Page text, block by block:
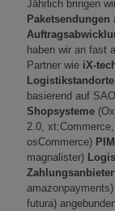
Jährlich bringen
Paketsendungen
haben wir an fast
Partner wie iX-
Logistikstandorte
basierend auf
Shopsysteme
2.0,
osCommerce)
magnalister)
Zahlungsanbieter
futura)